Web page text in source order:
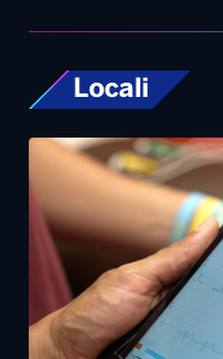
Bari, rubano
sanitaria
l’Africa Cuamm.